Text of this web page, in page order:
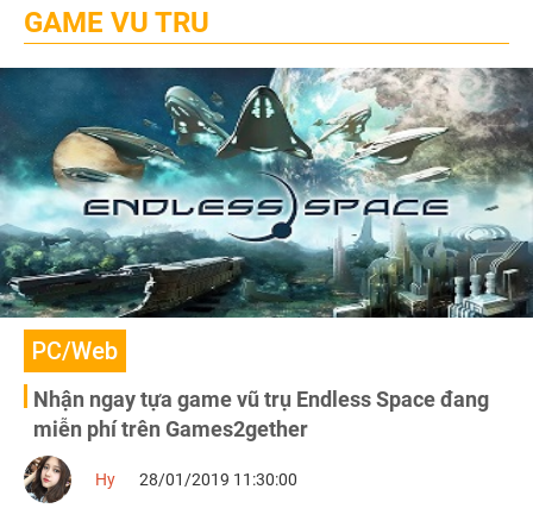
GAME VU TRU
PC/Web
Nhận ngay tựa game vũ trụ Endless Space đang
miễn phí trên Games2gether
Hy 28/01/2019 11:30:00